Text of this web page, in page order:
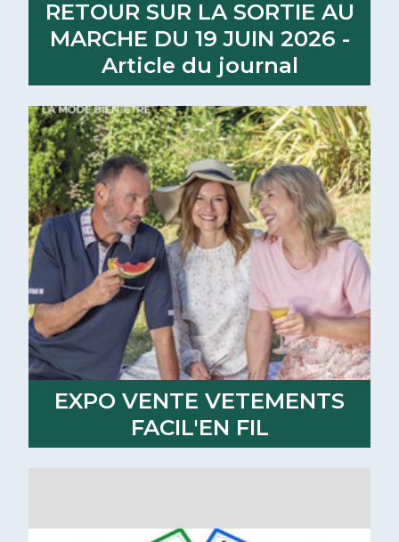
RETOUR SUR LA SORTIE AU
MARCHE DU 19 JUIN 2026 -
Article du journal
Lire la suite
EXPO VENTE VETEMENTS
FACIL'EN FIL